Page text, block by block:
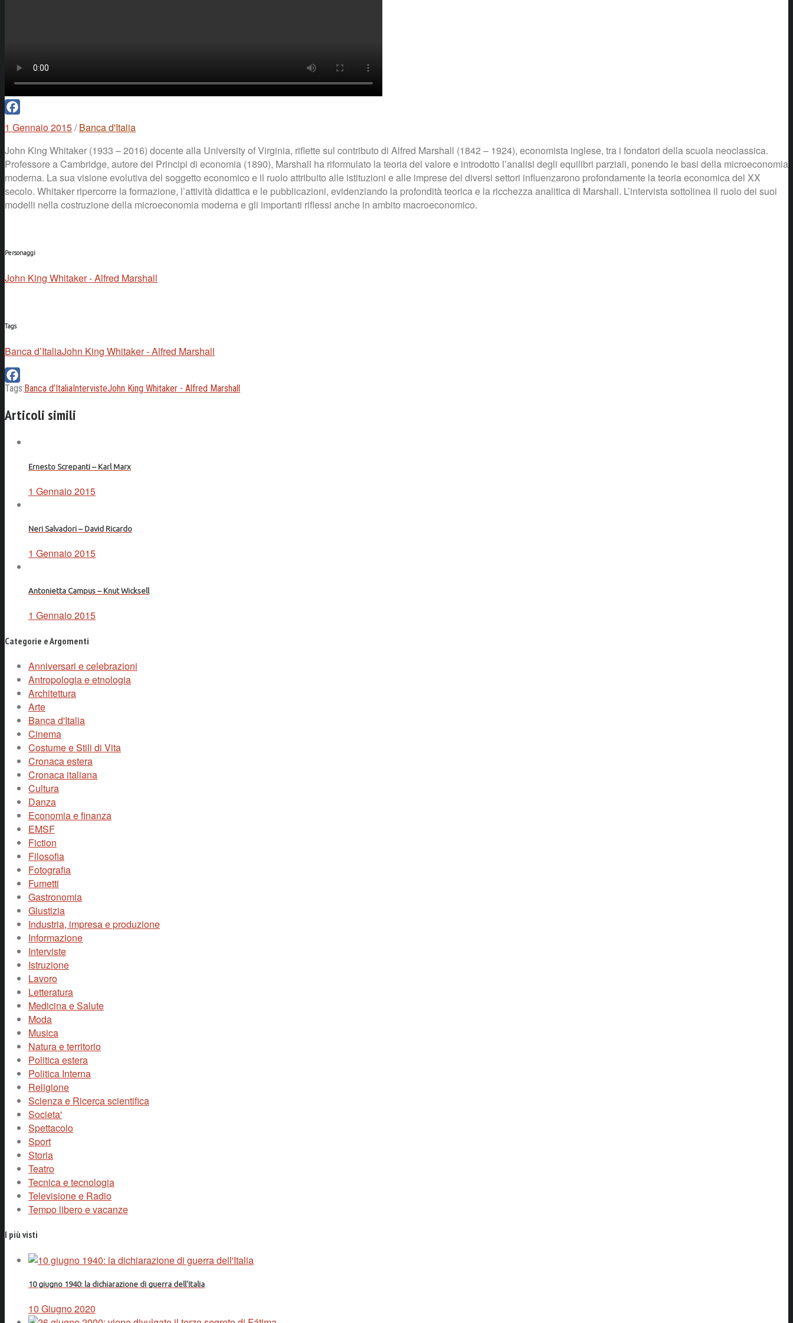
Facebook
1 Gennaio 2015/ Banca d'Italia
John King Whitaker (1933 – 2016) docente alla University of Virginia, riflette sul contributo di Alfred Marshall (1842 – 1924), economista inglese, tra i fondatori della scuola neoclassica.
Professore a Cambridge, autore dei Principi di economia (1890), Marshall ha riformulato la teoria del valore e introdotto l’analisi degli equilibri parziali, ponendo le basi della microeconomia
moderna. La sua visione evolutiva del soggetto economico e il ruolo attribuito alle istituzioni e alle imprese dei diversi settori influenzarono profondamente la teoria economica del XX
secolo. Whitaker ripercorre la formazione, l’attività didattica e le pubblicazioni, evidenziando la profondità teorica e la ricchezza analitica di Marshall. L’intervista sottolinea il ruolo dei suoi
modelli nella costruzione della microeconomia moderna e gli importanti riflessi anche in ambito macroeconomico.
Personaggi
John King Whitaker - Alfred Marshall
Tags
Banca d’ItaliaJohn King Whitaker - Alfred Marshall
Facebook
Tags:Banca d’ItaliaIntervisteJohn King Whitaker - Alfred Marshall
Articoli simili
Ernesto Screpanti – Karl Marx
1 Gennaio 2015
Neri Salvadori – David Ricardo
1 Gennaio 2015
Antonietta Campus – Knut Wicksell
1 Gennaio 2015
Categorie e Argomenti
Anniversari e celebrazioni
Antropologia e etnologia
Architettura
Arte
Banca d'Italia
Cinema
Costume e Stili di Vita
Cronaca estera
Cronaca italiana
Cultura
Danza
Economia e finanza
EMSF
Fiction
Filosofia
Fotografia
Fumetti
Gastronomia
Giustizia
Industria, impresa e produzione
Informazione
Interviste
Istruzione
Lavoro
Letteratura
Medicina e Salute
Moda
Musica
Natura e territorio
Politica estera
Politica Interna
Religione
Scienza e Ricerca scientifica
Societa'
Spettacolo
Sport
Storia
Teatro
Tecnica e tecnologia
Televisione e Radio
Tempo libero e vacanze
I più visti
10 giugno 1940: la dichiarazione di guerra dell'Italia
10 Giugno 2020